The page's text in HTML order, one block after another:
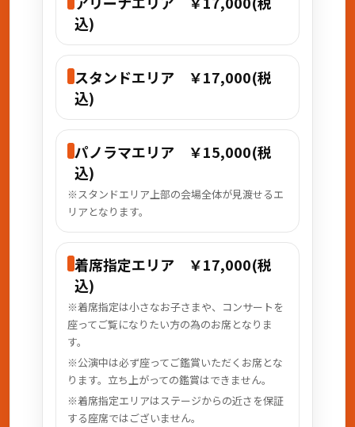
込)
スタンドエリア ￥17,000(税
込)
パノラマエリア ￥15,000(税
込)
※スタンドエリア上部の会場全体が見渡せるエ
リアとなります。
着席指定エリア ￥17,000(税
込)
※着席指定は小さなお子さまや、コンサートを
座ってご覧になりたい方の為のお席となりま
す。
※公演中は必ず座ってご鑑賞いただくお席とな
ります。立ち上がっての鑑賞はできません。
※着席指定エリアはステージからの近さを保証
する座席ではございません。